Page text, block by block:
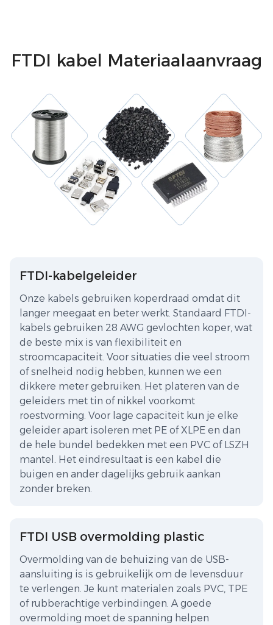
FTDI kabel Materiaalaanvraag
FTDI-kabelgeleider
Onze kabels gebruiken koperdraad omdat dit
langer meegaat en beter werkt. Standaard FTDI-
kabels gebruiken 28 AWG gevlochten koper, wat
de beste mix is van flexibiliteit en
stroomcapaciteit. Voor situaties die veel stroom
of snelheid nodig hebben, kunnen we een
dikkere meter gebruiken. Het plateren van de
geleiders met tin of nikkel voorkomt
roestvorming. Voor lage capaciteit kun je elke
geleider apart isoleren met PE of XLPE en dan
de hele bundel bedekken met een PVC of LSZH
mantel. Het eindresultaat is een kabel die
buigen en ander dagelijks gebruik aankan
zonder breken.
FTDI USB overmolding plastic
Overmolding van de behuizing van de USB-
aansluiting is is gebruikelijk om de levensduur
te verlengen. Je kunt materialen zoals PVC, TPE
of rubberachtige verbindingen. A goede
overmolding moet de spanning helpen